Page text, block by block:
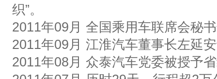
织”。
2011年09月 全国乘用车联席会秘
2011年09月 江淮汽车董事长左延
2011年08月 众泰汽车党委被授予